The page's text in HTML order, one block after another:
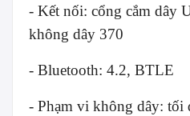
- Kết nối: cổng cắm dây
không dây 370
- Bluetooth: 4.2, BTLE
- Phạm vi không dây: tối